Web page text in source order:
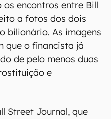
encontros entre Bill
a fotos dos dois
bilionário. As imagens
que o financista já
de pelo menos duas
e
Street Journal, que